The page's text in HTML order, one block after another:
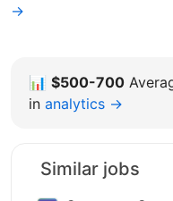
→
📊 $500-700
in analytics →
Similar jobs